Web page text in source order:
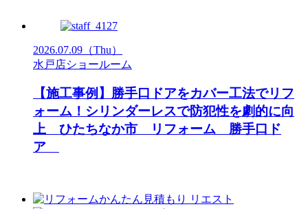
2026.07.09 （Thu）
水戸店ショールーム
【施工事例】勝手口ドアをカバー工法でリフ
ォーム！シリンダーレスで防犯性を劇的に向
上 ひたちなか市 リフォーム 勝手口ド
ア